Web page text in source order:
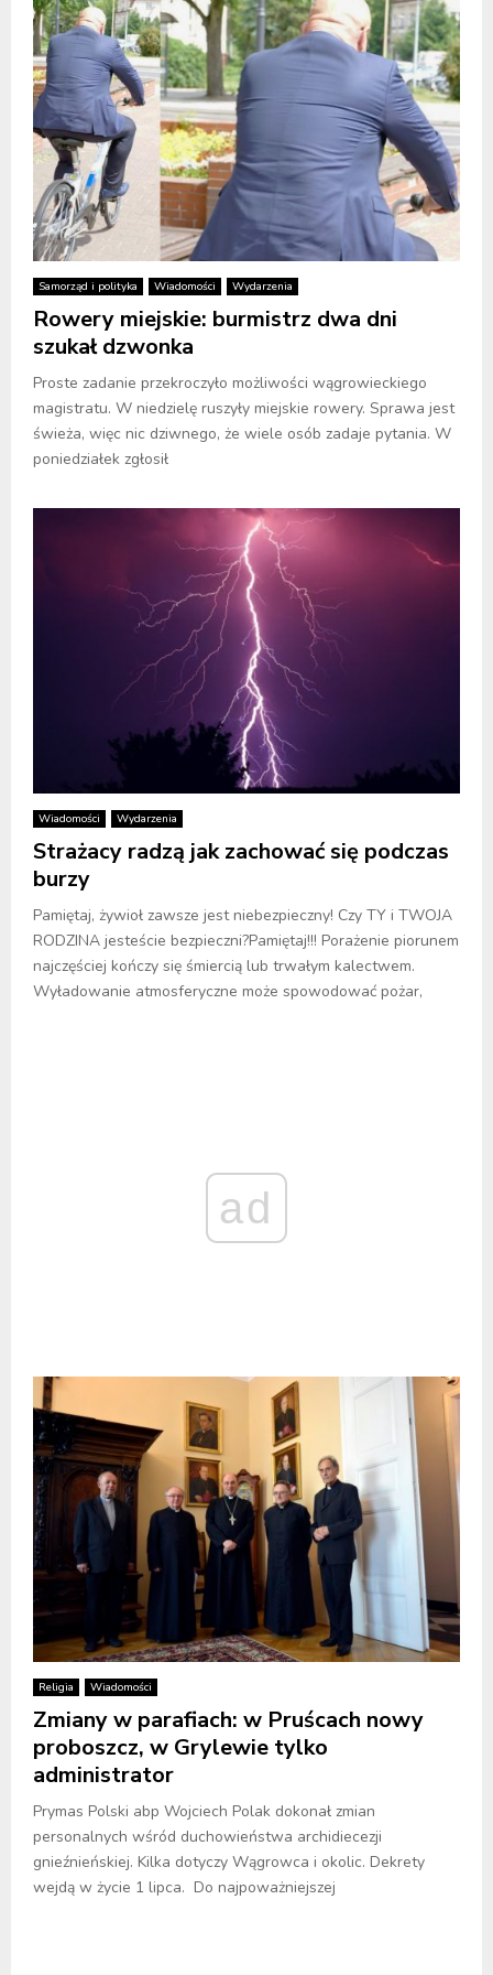
Samorząd i polityka Wiadomości Wydarzenia
Rowery miejskie: burmistrz dwa dni
szukał dzwonka
Proste zadanie przekroczyło możliwości wągrowieckiego
magistratu. W niedzielę ruszyły miejskie rowery. Sprawa jest
świeża, więc nic dziwnego, że wiele osób zadaje pytania. W
poniedziałek zgłosił
Wiadomości Wydarzenia
Strażacy radzą jak zachować się podczas
burzy
Pamiętaj, żywioł zawsze jest niebezpieczny! Czy TY i TWOJA
RODZINA jesteście bezpieczni?Pamiętaj!!! Porażenie piorunem
najczęściej kończy się śmiercią lub trwałym kalectwem.
Wyładowanie atmosferyczne może spowodować pożar,
ad
Religia Wiadomości
Zmiany w parafiach: w Pruścach nowy
proboszcz, w Grylewie tylko
administrator
Prymas Polski abp Wojciech Polak dokonał zmian
personalnych wśród duchowieństwa archidiecezji
gnieźnieńskiej. Kilka dotyczy Wągrowca i okolic. Dekrety
wejdą w życie 1 lipca. Do najpoważniejszej